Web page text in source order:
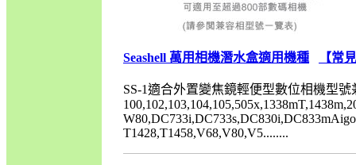
Seashell 萬用相機潛水盒適用機種 【常
SS-1適合外置變焦鏡輕便型數位相機型
T1428,T1458,V68,V80,V5........